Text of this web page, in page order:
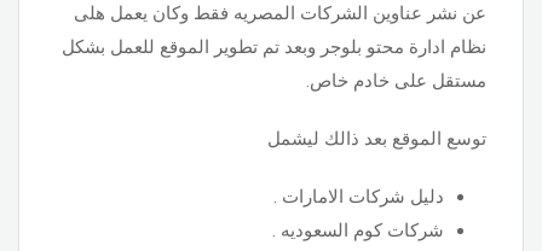
عن نشر عناوين الشركات المصريه فقط وكان يعمل هلى
نظام ادارة محتو بلوجر وبعد تم تطوير الموقع للعمل بشكل
مستقل على خادم خاص.
توسع الموقع بعد ذالك ليشمل
دليل شركات الامارات .
شركات كوم السعوديه .